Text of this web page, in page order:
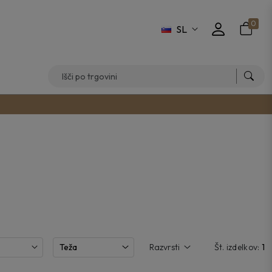
SL 0
Teža Razvrsti Št. izdelkov: 1